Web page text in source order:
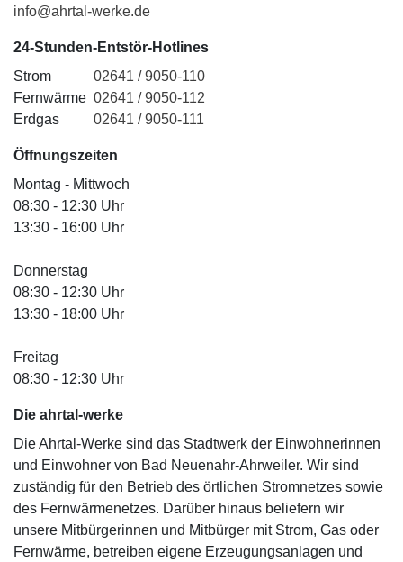
info@ahrtal-werke.de
24-Stunden-Entstör-Hotlines
Strom
02641 / 9050-110
Fernwärme 02641 / 9050-112
Erdgas
02641 / 9050-111
Öffnungszeiten
Montag - Mittwoch
08:30 - 12:30 Uhr
13:30 - 16:00 Uhr
Donnerstag
08:30 - 12:30 Uhr
13:30 - 18:00 Uhr
Freitag
08:30 - 12:30 Uhr
Die ahrtal-werke
Die Ahrtal-Werke sind das Stadtwerk der Einwohnerinnen
und Einwohner von Bad Neuenahr-Ahrweiler. Wir sind
zuständig für den Betrieb des örtlichen Stromnetzes sowie
des Fernwärmenetzes. Darüber hinaus beliefern wir
unsere Mitbürgerinnen und Mitbürger mit Strom, Gas oder
Fernwärme, betreiben eigene Erzeugungsanlagen und